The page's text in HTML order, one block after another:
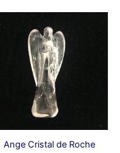
Ange Cristal de Roche